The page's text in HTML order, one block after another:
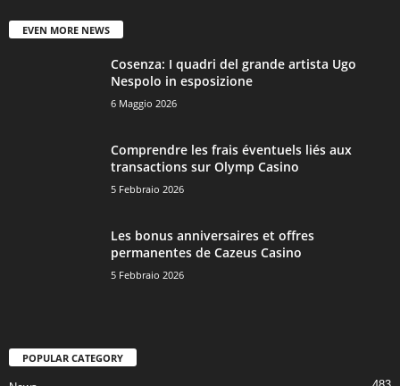
EVEN MORE NEWS
Cosenza: I quadri del grande artista Ugo
Nespolo in esposizione
6 Maggio 2026
Comprendre les frais éventuels liés aux
transactions sur Olymp Casino
5 Febbraio 2026
Les bonus anniversaires et offres
permanentes de Cazeus Casino
5 Febbraio 2026
POPULAR CATEGORY